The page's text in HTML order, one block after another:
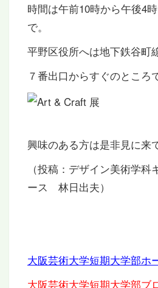
時間は午前10時から午後4
で。
平野区役所へは地下鉄谷町
７番出口からすぐのところ
興味のある方は是非見に来
（投稿：デザイン美術学科
ース 林日出夫）
大阪芸術大学短期大学部ホ
大阪芸術大学短期大学部ブ